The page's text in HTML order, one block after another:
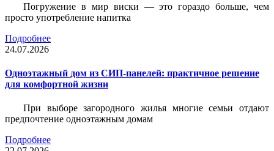
Погружение в мир виски — это гораздо больше, чем
просто употребление напитка
Подробнее
24.07.2026
Одноэтажный дом из СИП-панелей: практичное решение
для комфортной жизни
При выборе загородного жилья многие семьи отдают
предпочтение одноэтажным домам
Подробнее